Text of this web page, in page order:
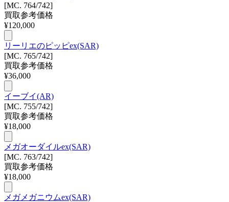
[MC. 764/742]
買取参考価格
¥120,000
リーリエのピッピex(SAR)
[MC. 765/742]
買取参考価格
¥36,000
イーブイ(AR)
[MC. 755/742]
買取参考価格
¥18,000
メガオーダイルex(SAR)
[MC. 763/742]
買取参考価格
¥18,000
メガメガニウムex(SAR)